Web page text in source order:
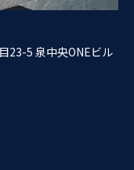
23-5 泉中央ONEビル